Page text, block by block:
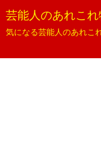
芸能人のあれこれ
気になる芸能人のあれこ